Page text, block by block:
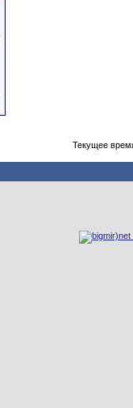
Текущее